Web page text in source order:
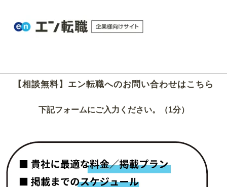
【相談無料】エン転職へのお問い合わせはこちら
下記フォームにご入力ください。（1分）